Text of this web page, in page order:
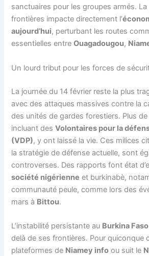
sanctuaires pour les groupes armés.
frontières impacte directement l’
aujourd’hui, perturbant les routes
essentielles entreOuagadougou,
Un lourd tribut pour les forces de
La journée du 14 février reste la plus
avec des attaques massives contre la
des unités de gardes forestiers. Plus
incluant desVolontaires pour la
(VDP), y ont laissé la vie. Ces milices
la stratégie de défense actuelle, sont
controverses. Des rapports font état
société nigérienne et burkinabè,
communauté peule, comme lors des
mars à Bittou.
L’instabilité persistante au Burkina Faso
delà de ses frontières. Pour quiconque
plateformes de Niamey info ou suit le